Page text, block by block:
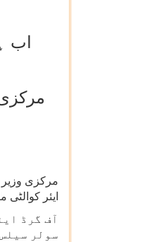
مرکزی وزیر
ایئر
آف گرڈ
سولر